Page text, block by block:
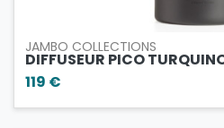
JAMBO COLLECTIONS
DIFFUSEUR PICO
119 €